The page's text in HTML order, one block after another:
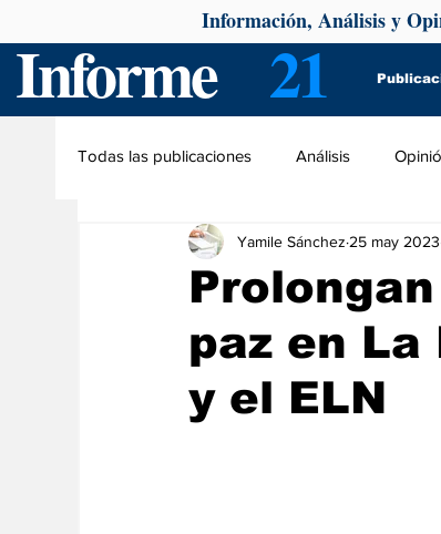
Informe 21
Información, Análisis y
Todas las publicaciones Análisis
paz en La
y el ELN
Yamile Sánchez 25 may 2023